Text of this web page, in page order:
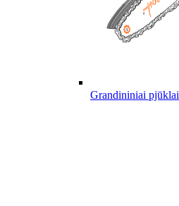
Grandininiai pjūklai